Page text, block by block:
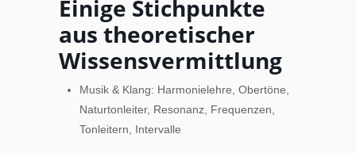
Einige Stichpunkte
aus theoretischer
Wissensvermittlung
Musik & Klang: Harmonielehre, Obertöne,
Naturtonleiter, Resonanz, Frequenzen,
Tonleitern, Intervalle